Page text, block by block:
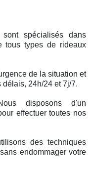
spécialisés dans
tous types de rideaux
de la situation et
24h/24 et 7j/7.
disposons d'un
effectuer toutes nos
des techniques
endommager votre